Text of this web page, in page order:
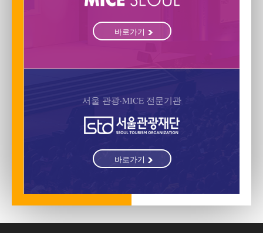
바로가기
서울 관광·MICE 전문기관
바로가기